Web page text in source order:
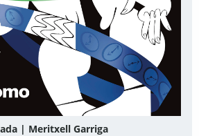
| Meritxell Garriga